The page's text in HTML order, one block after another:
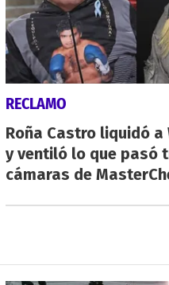
RECLAMO
Roña Castro liquidó a
y ventiló lo que pasó
cámaras de